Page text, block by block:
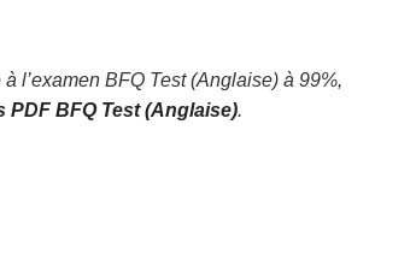
l’examen BFQ Test (Anglaise) à 99%,
PDF BFQ Test (Anglaise).